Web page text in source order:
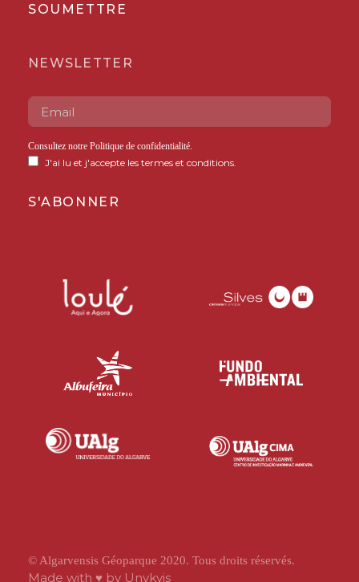
SOUMETTRE
NEWSLETTER
Consultez notre Politique de confidentialité.
J'ai lu et j'accepte les termes et conditions.
© Algarvensis Géoparque 2020. Tous droits réservés.
Made with ♥ by Unykvis